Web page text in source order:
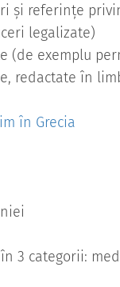
și referințe
legalizate)
(de exemplu
redactate în
în Grecia
3 categorii: